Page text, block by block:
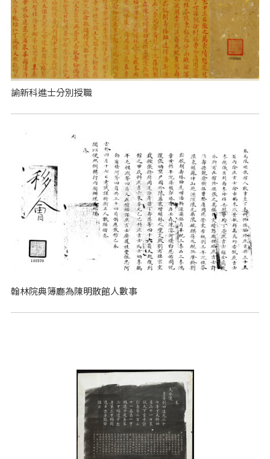
諭新科進士分別授職
翰林院典簿廳為陳明散館人數事